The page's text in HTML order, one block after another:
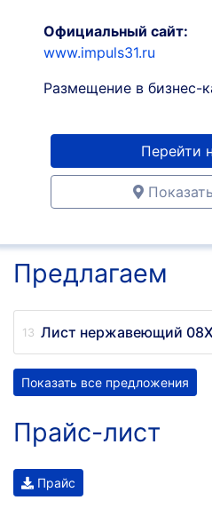
Официальный сайт:
www.impuls31.ru
Размещение в бизнес-
Перейти
Предлагаем
Лист нержавеющий
Показать все предложения
Прайс-лист
Прайс